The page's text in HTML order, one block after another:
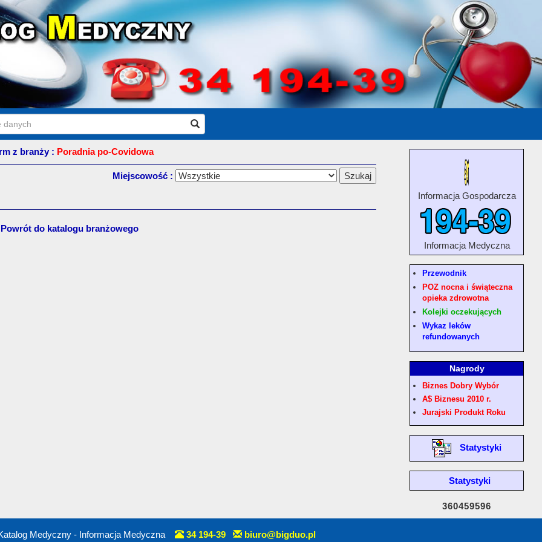
z branży : Poradnia po-Covidowa
Miejscowość :
Powrót do katalogu branżowego
Informacja Gospodarcza
Informacja Medyczna
Przewodnik
POZ nocna i świąteczna
opieka zdrowotna
Kolejki oczekujących
Wykaz leków
refundowanych
Nagrody
Biznes Dobry Wybór
A$ Biznesu 2010 r.
Jurajski Produkt Roku
Statystyki
Statystyki
360459596
Medyczny - Informacja Medyczna 34 194-39 biuro@bigduo.pl